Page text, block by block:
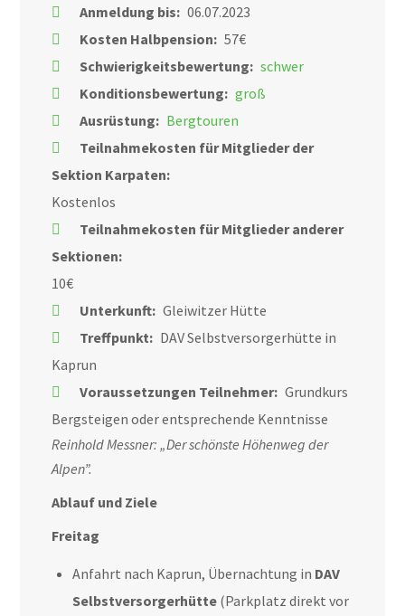
Anmeldung bis: 06.07.2023
Kosten Halbpension: 57€
Schwierigkeitsbewertung: schwer
Konditionsbewertung: groß
Ausrüstung: Bergtouren
Teilnahmekosten für Mitglieder der
Sektion Karpaten:
Kostenlos
Teilnahmekosten für Mitglieder anderer
Sektionen:
10€
Unterkunft: Gleiwitzer Hütte
Treffpunkt: DAV Selbstversorgerhütte in
Kaprun
Voraussetzungen Teilnehmer: Grundkurs
Bergsteigen oder entsprechende Kenntnisse
Reinhold Messner: „Der schönste Höhenweg der
Alpen”.
Ablauf und Ziele
Freitag
Anfahrt nach Kaprun, Übernachtung in DAV
Selbstversorgerhütte (Parkplatz direkt vor